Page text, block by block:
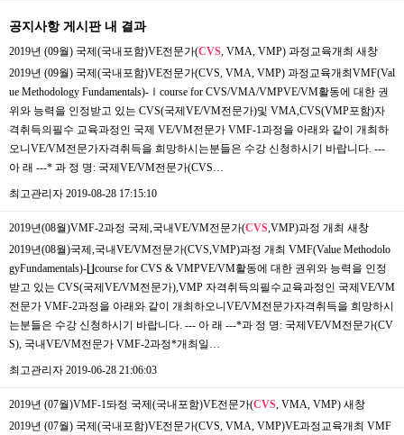
공지사항 게시판 내 결과
2019년 (09월) 국제(국내포함)VE전문가(CVS , VMA, VMP) 과정교육개최 새창
​​2019년 (09월) 국제(국내포함)VE전문가(CVS, VMA, VMP) 과정교육개최VMF(Val
ue Methodology Fundamentals)-Ⅰcourse for CVS/VMA/VMPVE/VM​활동에 대한 권
위와 능력을 인정받고 있는 CVS(국제VE/VM전문가)및 VMA,CVS(VMP포함)자
격취득의필수 교육과정인 국제 VE/VM전문가 VMF-1과정을 아래와 같이 개최하
오니​VE/VM전문가자격취득을 희망하시는분들은 수강 신청하시기 바랍니다.​ ---
아 래 ---* 과 정 명: 국제VE/VM전문가(CVS…
최고관리자 2019-08-28 17:15:10
2019년(08월)VMF-2과정 국제,국내VE/VM전문가(CVS ,VMP)과정 개최 새창
​2019년(08월)국제,국내VE/VM전문가(CVS,VMP)과정 개최 ​VMF(Value Methodolo
gyFundamentals)-∐course for CVS & VMPVE/VM활동에 대한 권위와 능력을 인정
받고 있는 CVS(국제VE/VM전문가),VMP 자격취득의필수교육과정인 국제VE/VM
전문가 VMF-2과정을 아래와 같이 개최하오니VE/VM전문가자격취득을 희망하시
는분들은 수강 신청하시기 바랍니다. --- 아 래 ---*과 정 명: 국제VE/VM전문가(CV
S), 국내VE/VM전문가 VMF-2과정*개최일…
최고관리자 2019-06-28 21:06:03
2019년 (07월)VMF-1돠정 국제(국내포함)VE전문가(CVS , VMA, VMP) 새창
​2019년 (07월) 국제(국내포함)VE전문가(CVS, VMA, VMP)​VE과정교육개최 VMF